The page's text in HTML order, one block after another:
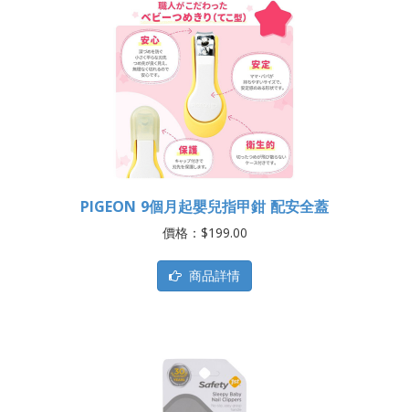
PIGEON 9個月起嬰兒指甲鉗 配安全蓋
價格：$199.00
商品詳情